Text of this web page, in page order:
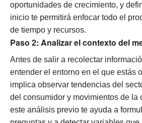
oportunidades de crecimiento, y
inicio te permitirá enfocar todo el
de tiempo y recursos.
Paso 2: Analizar el contexto del
Antes de salir a recolectar
entender el entorno en el que estás
implica observar tendencias del
del consumidor y movimientos de la
este análisis previo te ayuda a